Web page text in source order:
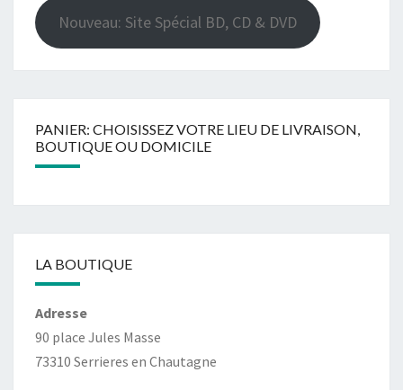
Nouveau: Site Spécial BD, CD & DVD
PANIER: CHOISISSEZ VOTRE LIEU DE LIVRAISON,
BOUTIQUE OU DOMICILE
LA BOUTIQUE
Adresse
90 place Jules Masse
73310 Serrieres en Chautagne